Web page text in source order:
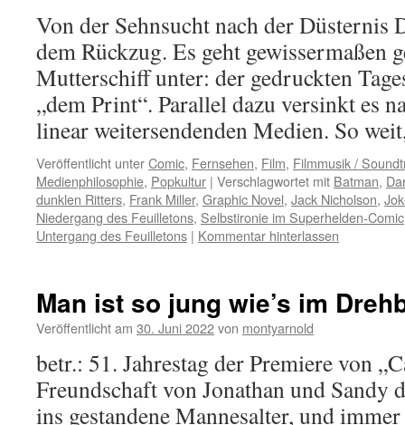
Von der Sehnsucht nach der Düsternis
dem Rückzug. Es geht gewissermaßen
Mutterschiff unter: der gedruckten
„dem Print“. Parallel dazu versinkt es
linear weitersendenden Medien. So
Veröffentlicht unterComic, Fernsehen, Film, Filmmusik /
Medienphilosophie, Popkultur | Verschlagwortet mit Batman,
dunklen Ritters, Frank Miller, Graphic Novel, Jack Nicholson,
Niedergang des Feuilletons, Selbstironie im Superhelden-Comic
Untergang des Feuilletons | Kommentar hinterlassen
Man ist so jung wie’s im
Veröffentlicht am 30. Juni 2022von montyarnold
betr.: 51. Jahrestag der Premiere von
Freundschaft von Jonathan und Sandy
ins gestandene Mannesalter, und